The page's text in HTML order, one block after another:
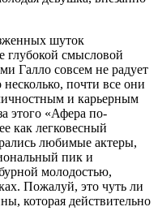
шуток
глубокой смысловой
Галло совсем не радует
почти все они
и карьерным
этого «Афера по-
как легковесный
любимые актеры,
пик и
молодостью,
Пожалуй, это чуть ли
которая действительно